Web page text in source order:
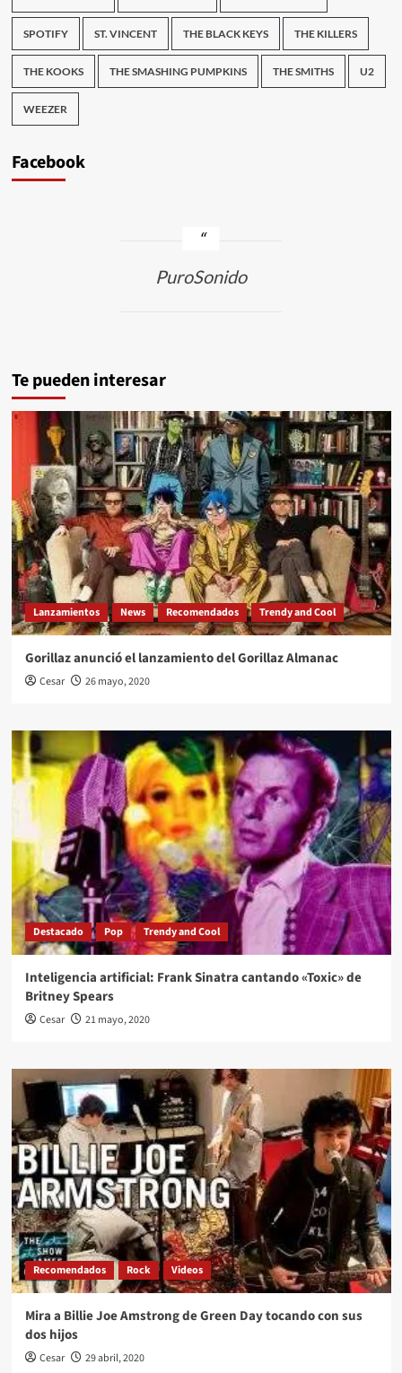
SPOTIFY ST. VINCENT THE BLACK KEYS THE KILLERS
THE KOOKS THE SMASHING PUMPKINS THE SMITHS U2
WEEZER
Facebook
PuroSonido
Te pueden interesar
Lanzamientos News Recomendados Trendy and Cool
Gorillaz anunció el lanzamiento del Gorillaz Almanac
Cesar 26 mayo, 2020
Destacado Pop Trendy and Cool
Inteligencia artificial: Frank Sinatra cantando «Toxic» de
Britney Spears
Cesar 21 mayo, 2020
Recomendados Rock Videos
Mira a Billie Joe Amstrong de Green Day tocando con sus
dos hijos
Cesar 29 abril, 2020